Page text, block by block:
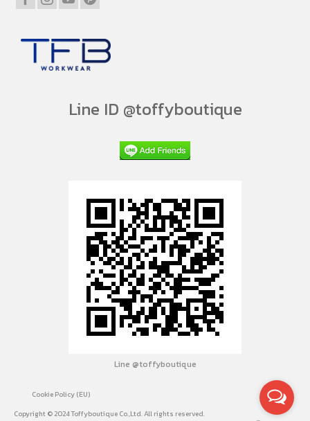
Line ID @toffyboutique
Line @toffyboutique
Cookie Policy (EU)
Copyright © 2024 Toffyboutique Co.,Ltd. All rights reserved.